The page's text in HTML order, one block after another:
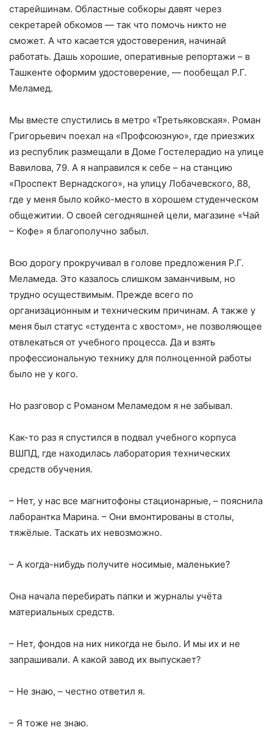
старейшинам. Областные собкоры давят через
секретарей обкомов — так что помочь никто не
сможет. А что касается удостоверения, начинай
работать. Дашь хорошие, оперативные репортажи – в
Ташкенте оформим удостоверение, — пообещал Р.Г.
Меламед.
Мы вместе спустились в метро «Третьяковская». Роман
Григорьевич поехал на «Профсоюзную», где приезжих
из республик размещали в Доме Гостелерадио на улице
Вавилова, 79. А я направился к себе – на станцию
«Проспект Вернадского», на улицу Лобачевского, 88,
где у меня было койко-место в хорошем студенческом
общежитии. О своей сегодняшней цели, магазине «Чай
– Кофе» я благополучно забыл.
Всю дорогу прокручивал в голове предложения Р.Г.
Меламеда. Это казалось слишком заманчивым, но
трудно осуществимым. Прежде всего по
организационным и техническим причинам. А также у
меня был статус «студента с хвостом», не позволяющее
отвлекаться от учебного процесса. Да и взять
профессиональную технику для полноценной работы
было не у кого.
Но разговор с Романом Меламедом я не забывал.
Как-то раз я спустился в подвал учебного корпуса
ВШПД, где находилась лаборатория технических
средств обучения.
– Нет, у нас все магнитофоны стационарные, – пояснила
лаборантка Марина. – Они вмонтированы в столы,
тяжёлые. Таскать их невозможно.
– А когда-нибудь получите носимые, маленькие?
Она начала перебирать папки и журналы учёта
материальных средств.
– Нет, фондов на них никогда не было. И мы их и не
запрашивали. А какой завод их выпускает?
– Не знаю, – честно ответил я.
– Я тоже не знаю.